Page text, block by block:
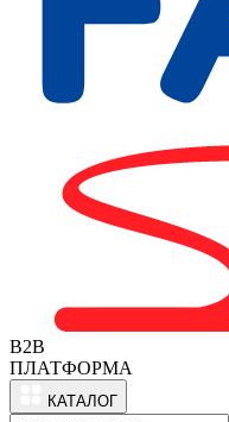
B2B
ПЛАТФОРМА
КАТАЛОГ